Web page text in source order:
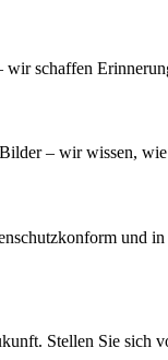
schaffen
– wir wissen,
und
Stellen Sie sich